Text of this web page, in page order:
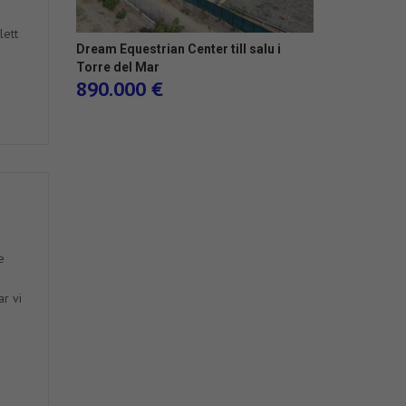
i
vi
Dream Equestrian Center till salu i
Torre del Mar
890.000 €